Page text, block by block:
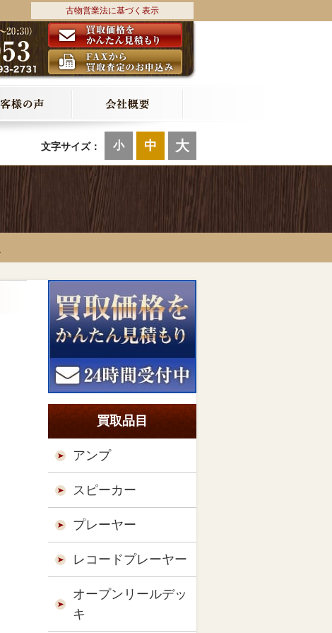
古物営業法に基づく表示
文字サイズ： 小 中 大
買取品目
アンプ
スピーカー
プレーヤー
レコードプレーヤー
オープンリールデッ
キ